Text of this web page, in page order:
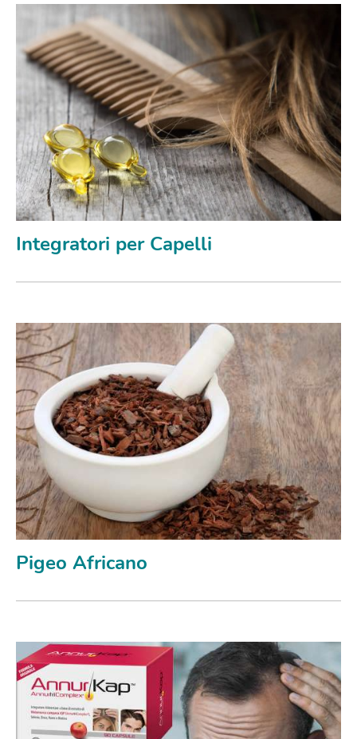
Integratori per Capelli
Pigeo Africano